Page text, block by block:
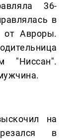
36-
в
от Авроры.
"Ниссан".
на
в